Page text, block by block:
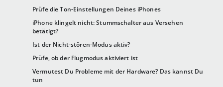
Prüfe die Ton-Einstellungen Deines iPhones
iPhone klingelt nicht: Stummschalter aus Versehen
betätigt?
Ist der Nicht-stören-Modus aktiv?
Prüfe, ob der Flugmodus aktiviert ist
Vermutest Du Probleme mit der Hardware? Das kannst Du
tun